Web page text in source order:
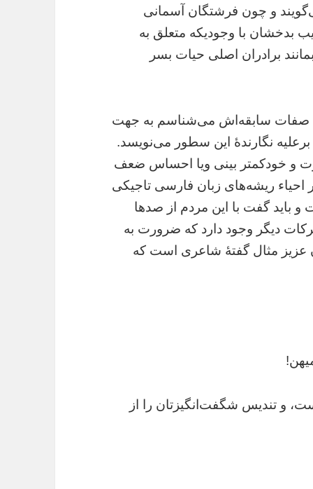
و چون فرشتگان آسمانی
بدخشان با وجودیکه متعلق به
برادران اصلی حیات بسر
صفات سابقه‌اش می‌شناسم به جهت
نگارندۀ این سطور می‌نویسد.
و خودکمتر بینی ویا احساس ضعف
احیاء ریشه‌های زبان فارسی تاجیکی
باید گفت با این مردم از صدها
دیگر وجود دارد که ضرورت به
عزیز مثال گفتۀ شاعری است که
و تندیس شگفت‌انگیزتان را از